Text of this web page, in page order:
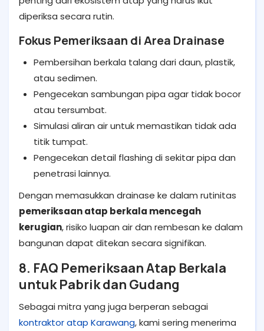
diperiksa secara rutin.
Fokus Pemeriksaan di Area Drainase
Pembersihan berkala talang dari daun, plastik,
atau sedimen.
Pengecekan sambungan pipa agar tidak bocor
atau tersumbat.
Simulasi aliran air untuk memastikan tidak ada
titik tumpat.
Pengecekan detail flashing di sekitar pipa dan
penetrasi lainnya.
Dengan memasukkan drainase ke dalam rutinitas
pemeriksaan atap berkala mencegah
kerugian, risiko luapan air dan rembesan ke dalam
bangunan dapat ditekan secara signifikan.
8. FAQ Pemeriksaan Atap Berkala
untuk Pabrik dan Gudang
Sebagai mitra yang juga berperan sebagai
kontraktor atap Karawang, kami sering menerima